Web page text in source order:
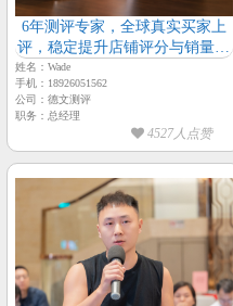
6年测评专家，全球真实买家上
评，稳定提升店铺评分与销量排
名【德文测评-总经理-Wade】
姓名：Wade
手机：18926051562
公司：德文测评
职务：总经理
4527人点赞